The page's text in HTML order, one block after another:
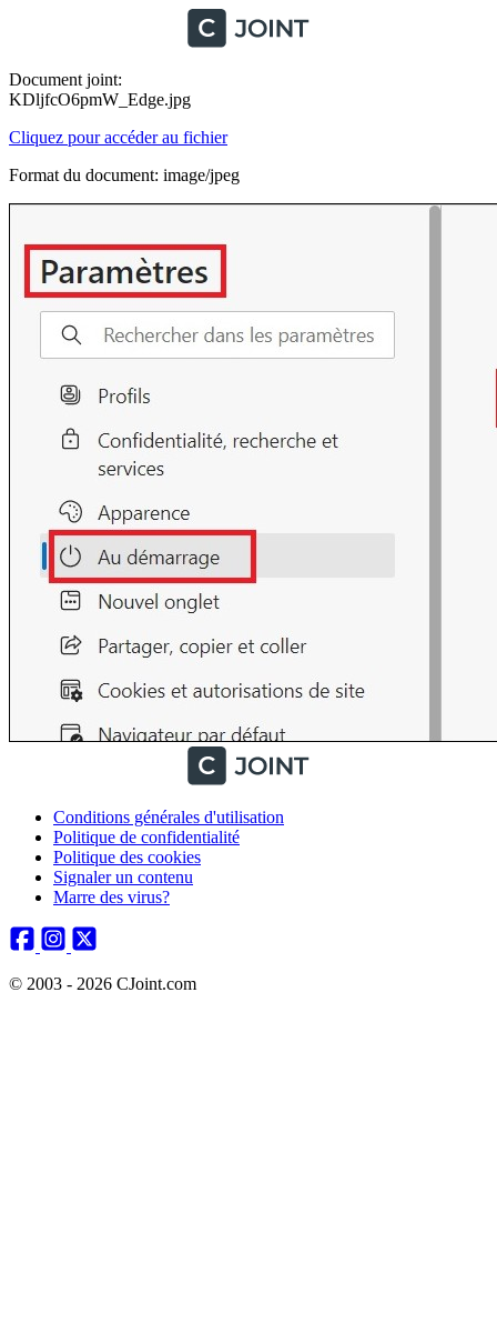
Document joint:
KDljfcO6pmW_Edge.jpg
Cliquez pour accéder au fichier
Format du document: image/jpeg
Conditions générales d'utilisation
Politique de confidentialité
Politique des cookies
Signaler un contenu
Marre des virus?
© 2003 - 2026 CJoint.com